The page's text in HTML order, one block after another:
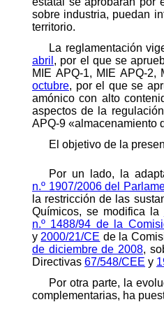
sobre industria, puedan
territorio.
La reglamentación
abril , por el que se
MIE APQ-1, MIE APQ-2,
octubre, por el que se
amónico con alto
aspectos de la
APQ-9 «almacenamiento
El objetivo de la
Por un lado, la
n.º 1907/2006 del
la restricción de las
Químicos, se modifica la
n.º 1488/94 de la
y 2000/21/CE de la
de diciembre de 2008,
Directivas 67/548/CEE y
Por otra parte, la
complementarias, ha